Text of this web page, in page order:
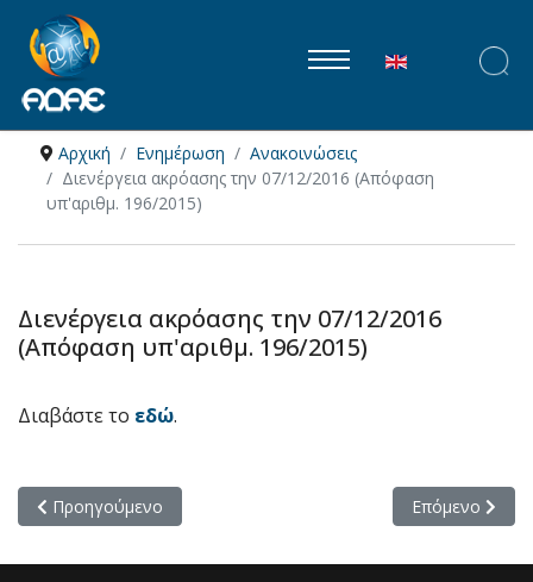
Επιλέξτε τη
Αρχική Ενημέρωση
Ανακοινώσεις
Διενέργεια ακρόασης την 07/12/2016 (Απόφαση
υπ'αριθμ. 196/2015)
Διενέργεια ακρόασης την 07/12/2016
(Απόφαση υπ'αριθμ. 196/2015)
Διαβάστε το εδώ.
Προηγούμενο άρθρο: Διενέργεια ακρόασης την 21/12/2016
Προηγούμενο Επόμενο
Επόμενο